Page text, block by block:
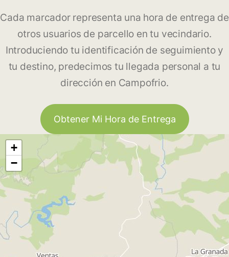
Cada marcador representa una hora de entrega de
otros usuarios de parcello en tu vecindario.
Introduciendo tu identificación de seguimiento y
tu destino, predecimos tu llegada personal a tu
dirección en Campofrio.
Obtener Mi Hora de Entrega
+
−